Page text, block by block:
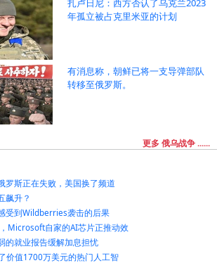
年孤立被占克里米亚的计划
有消息称，朝鲜已将一支导弹部队
转移至俄罗斯。
更多 俄乌战争 ......
罗斯正在失败，美国换了频道
飙升？
受到Wildberries袭击的后果
Microsoft自家的AI芯片正推动效
的就业报告缓解加息担忧
价值1700万美元的热门人工智